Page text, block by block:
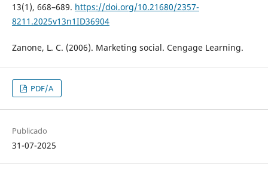
13(1), 668–689. https://doi.org/10.21680/2357-
8211.2025v13n1ID36904
Zanone, L. C. (2006). Marketing social. Cengage Learning.
PDF/A
Publicado
31-07-2025